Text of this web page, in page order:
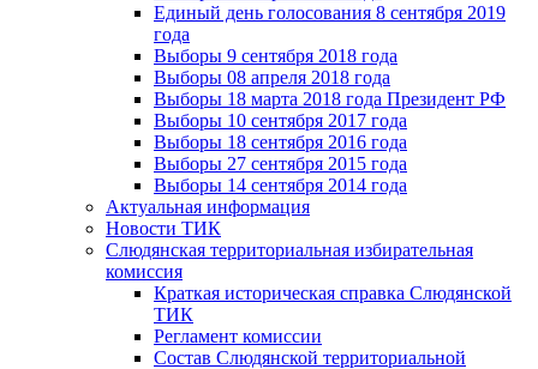
Единый день голосования 8 сентября 2019
года
Выборы 9 сентября 2018 года
Выборы 08 апреля 2018 года
Выборы 18 марта 2018 года Президент РФ
Выборы 10 сентября 2017 года
Выборы 18 сентября 2016 года
Выборы 27 сентября 2015 года
Выборы 14 сентября 2014 года
Актуальная информация
Новости ТИК
Слюдянская территориальная избирательная
комиссия
Краткая историческая справка Слюдянской
ТИК
Регламент комиссии
Состав Слюдянской территориальной